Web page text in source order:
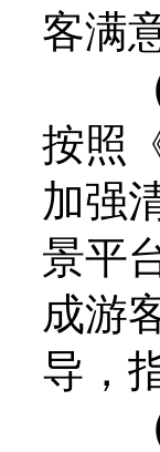
客满
按照
加强
景平
成游
导，